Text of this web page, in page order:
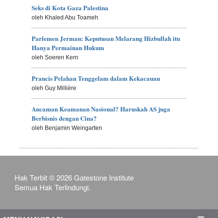
Seks di Kota Gaza Palestina
oleh Khaled Abu Toameh
Parlemen Jerman: Keputusan Melarang Hizbullah itu
Hanya Permainan Hukum
oleh Soeren Kern
Prancis Pelahan Tenggelam dalam Kekacauan
oleh Guy Millière
Ancaman Keamanan Nasional? Haruskah AS juga
Berbisnis dengan Cina?
oleh Benjamin Weingarten
Hak Terbit © 2026 Gatestone Institute
Semua Hak Terlindungi.